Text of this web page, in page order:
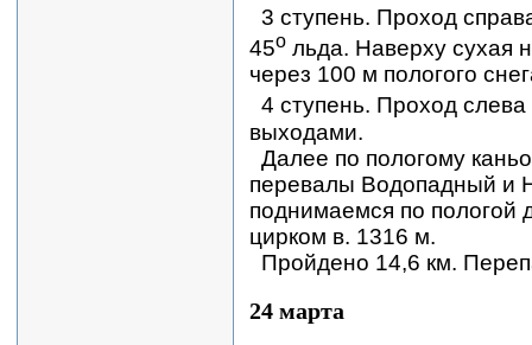
3 ступень. Проход
45о льда. Наверху сухая
через 100 м пологого
4 ступень. Проход
выходами.
Далее по пологому
перевалы Водопадный и
поднимаемся по пологой
цирком в. 1316 м.
Пройдено 14,6 км.
24 марта